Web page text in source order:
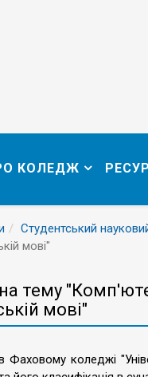
КОЛЕДЖ
Студентський
мові"
тему
мові"
коледжі